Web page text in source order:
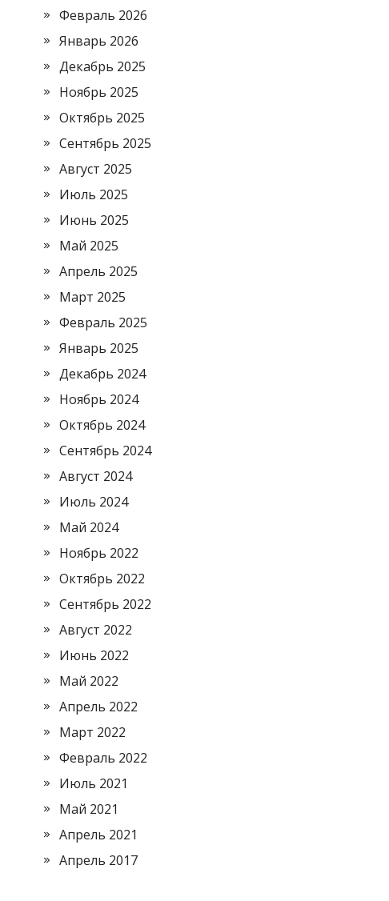
Февраль 2026
Январь 2026
Декабрь 2025
Ноябрь 2025
Октябрь 2025
Сентябрь 2025
Август 2025
Июль 2025
Июнь 2025
Май 2025
Апрель 2025
Март 2025
Февраль 2025
Январь 2025
Декабрь 2024
Ноябрь 2024
Октябрь 2024
Сентябрь 2024
Август 2024
Июль 2024
Май 2024
Ноябрь 2022
Октябрь 2022
Сентябрь 2022
Август 2022
Июнь 2022
Май 2022
Апрель 2022
Март 2022
Февраль 2022
Июль 2021
Май 2021
Апрель 2021
Апрель 2017